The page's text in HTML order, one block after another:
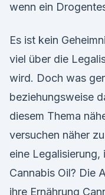
wenn ein
Es ist kein
viel über die
wird. Doch was
beziehungsweise
diesem Thema
versuchen näher
eine
Cannabis Oil? Die
ihre Ernährung